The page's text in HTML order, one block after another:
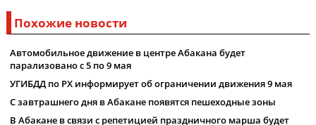
Похожие новости
Автомобильное движение в центре Абакана будет
парализовано с 5 по 9 мая
УГИБДД по РХ информирует об ограничении движения 9 мая
С завтрашнего дня в Абакане появятся пешеходные зоны
В Абакане в связи с репетицией праздничного марша будет